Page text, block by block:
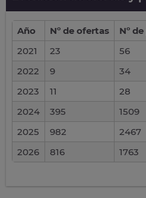
Año Nº de ofertas
Nº
2021
23
56
2022
9
34
2023
11
28
2024
395
1509
2025
982
2467
2026
816 1763